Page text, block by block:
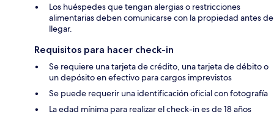
Los huéspedes que tengan alergias o restricciones
alimentarias deben comunicarse con la propiedad antes de
llegar.
Requisitos para hacer check-in
Se requiere una tarjeta de crédito, una tarjeta de débito o
un depósito en efectivo para cargos imprevistos
Se puede requerir una identificación oficial con fotografía
La edad mínima para realizar el check-in es de 18 años